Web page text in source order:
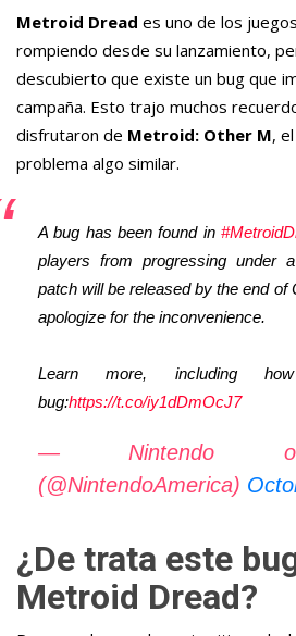
Metroid Dread es uno de los
rompiendo desde su lanzamiento,
descubierto que existe un bug que
campaña. Esto trajo muchos
disfrutaron de Metroid: Other M,
problema algo similar.
A bug has been found in
players from progressing under
patch will be released by the end of
apologize for the inconvenience.
Learn more, including
bug:https://t.co/iy1dDmOcJ7
— Nintendo of
(@NintendoAmerica)
¿De trata este
Metroid Dread?